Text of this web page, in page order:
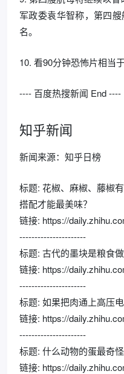
军政委袁华智称，第四
名。
10. 看90分钟恐怖片相当
---- 百度热搜新闻 End ----
知乎新闻
新闻来源：知乎日榜
标题: 花椒、麻椒、藤椒
搭配才能最美味？
链接: https://
----------------------
标题: 古代的墨块是粮食做
链接: https://
----------------------
标题: 如果把肉通上高压
链接: https://
----------------------
标题: 什么动物的蛋最奇怪
链接: https://